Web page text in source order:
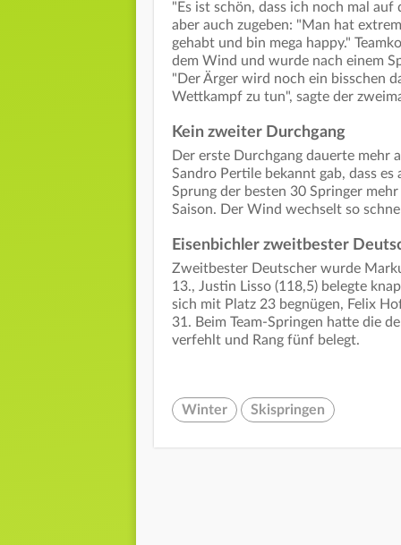
"Es ist schön, dass ich noch mal auf
aber auch zugeben: "Man hat
gehabt und bin mega happy."
dem Wind und wurde nach einem
"Der Ärger wird noch ein bisschen
Wettkampf zu tun", sagte der
Kein zweiter Durchgang
Der erste Durchgang dauerte mehr
Sandro Pertile bekannt gab, dass
Sprung der besten 30 Springer
Saison. Der Wind wechselt so
Eisenbichler zweitbester
Zweitbester Deutscher wurde
13., Justin Lisso (118,5) belegte
sich mit Platz 23 begnügen, Felix
31. Beim Team-Springen hatte die
verfehlt und Rang fünf belegt.
Winter Skispringen